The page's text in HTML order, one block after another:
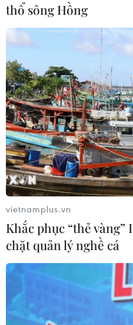
#Hiệp ước Lisbon #Nợ
#Sebastian Kurz
#Eurozone
thổ sông Hồng
vietnamplus.vn
Khắc phục “thẻ vàng”
chặt quản lý nghề cá